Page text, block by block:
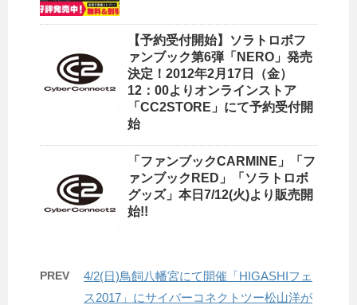
【予約受付開始】ソラトロボフ
ァンブック第6弾「NERO」発売
決定！2012年2月17日（金）
12：00よりオンラインストア
「CC2STORE」にて予約受付開
始
「ファンブックCARMINE」「フ
ァンブックRED」「ソラトロボ
グッズ」本日7/12(火)より販売開
始!!
PREV
4/2(日)鳥飼八幡宮にて開催「HIGASHIフェ
ス2017」にサイバーコネクトツー松山洋が